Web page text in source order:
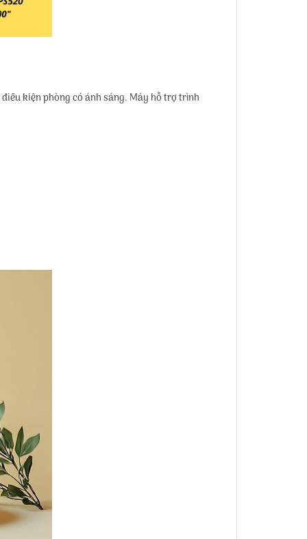
kiện phòng có ánh sáng. Máy hỗ trợ trình